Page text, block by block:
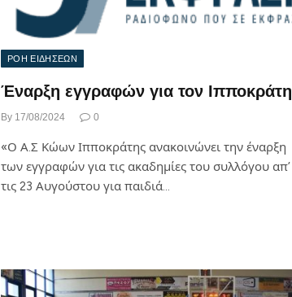
ΡΟΗ ΕΙΔΗΣΕΩΝ
Έναρξη εγγραφών για τον Ιπποκράτη
By 17/08/2024 0
«Ο Α.Σ Κώων Ιπποκράτης ανακοινώνει την έναρξη
των εγγραφών για τις ακαδημίες του συλλόγου απ’
τις 23 Αυγούστου για παιδιά…